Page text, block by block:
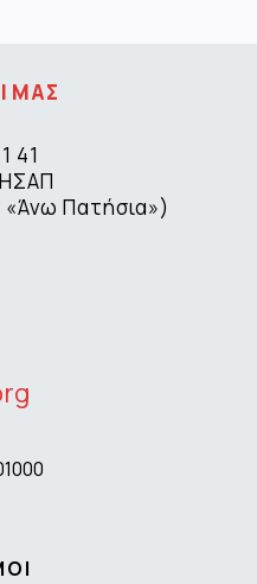
ΜΑΣ
41
«Άνω Πατήσια»)